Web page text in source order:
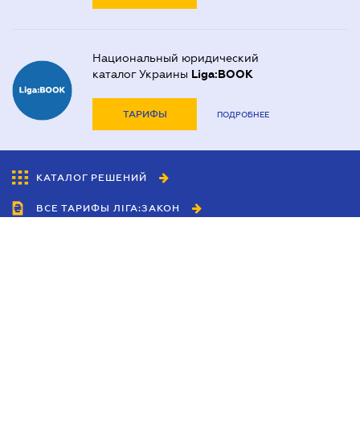
Национальный юридический
каталог Украины Liga:BOOK
ТАРИФЫ ПОДРОБНЕЕ
КАТАЛОГ РЕШЕНИЙ
ВСЕ ТАРИФЫ ЛІГА:ЗАКОН